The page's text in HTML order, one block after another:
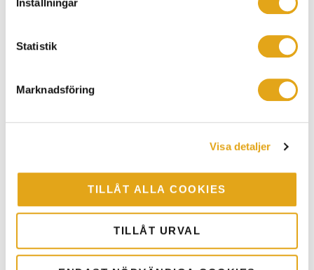
Statistik
Marknadsföring
Visa detaljer
TILLÅT ALLA COOKIES
TILLÅT URVAL
Bruksarea 129 m Plan 1
5 rum och kök
Serie Prio